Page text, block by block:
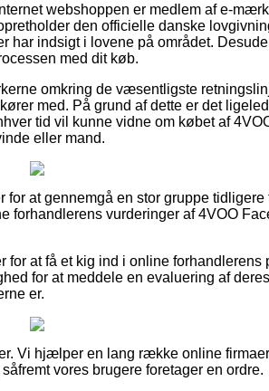
webshoppen er medlem af e-
den officielle danske
har indsigt i lovene på området.
med dit køb.
omkring de væsentligste
med. På grund af dette er det
tid vil kunne vidne om købet af
eller mand.
at gennemgå en stor gruppe
forhandlerens vurderinger af 4VOO
for at få et kig ind i online forhandlerens
for at meddele en evaluering af
er.
Vi hjælper en lang række online
vores brugere foretager en ordre.